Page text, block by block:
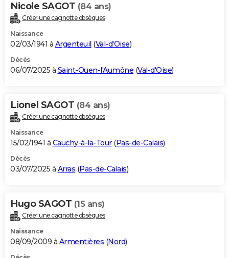
Nicole SAGOT (84 ans)
Créer une cagnotte obsèques
Naissance
02/03/1941 à Argenteuil (Val-d'Oise)
Décès
06/07/2025 à Saint-Ouen-l'Aumône (Val-d'Oise)
Lionel SAGOT (84 ans)
Créer une cagnotte obsèques
Naissance
15/02/1941 à Cauchy-à-la-Tour(Pas-de-Calais)
Décès
03/07/2025 à Arras (Pas-de-Calais)
Hugo SAGOT (15 ans)
Créer une cagnotte obsèques
Naissance
08/09/2009 à Armentières (Nord)